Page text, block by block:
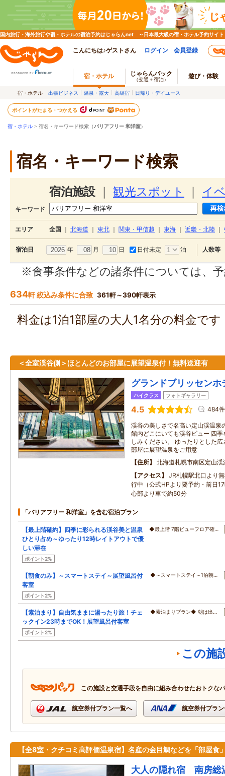
国内旅行・海外旅行や宿・ホテルの宿泊予約はじゃらんnet ～日本最大級の宿・ホテル予約サイト
こんにちは♪ゲストさん ログイン 会員登録
宿・ホテル じゃらんパック
（交通＋宿泊） 遊び・体験
宿・ホテル 出張ビジネス 温泉・露天 高級宿 日帰り・デイユース
ポイントがたまる・つかえる
宿・ホテル > 宿名・キーワード検索（バリアフリー 和洋室）
宿名・キーワード検索
宿泊施設 観光スポット イ
キーワード
エリア 全国 北海道 東北 関東・甲信越 東海 近畿・北陸
宿泊日 年 月 日 日付未定 泊 人数等
※食事条件などの諸条件については、
634軒 絞込み条件に合致 361軒～390軒表示
料金は1泊1部屋の大人1名分の料金で
＜全室渓谷側＞ほとんどのお部屋に展望温泉付！無料送迎有
グランドブリッセンホ
ハイクラス フォトギャラリー
4.5 484件
渓谷の美しさで名高い定山渓温泉
館内どこにいても渓谷ビュー 四
しみください。 ゆったりとした
部屋に展望温泉をご用意
住所
北海道札幌市南区定山
アクセス
JR札幌駅北口より
行中（公式HPより要予約・前日
心部より車で約50分
「バリアフリー 和洋室」を含む宿泊プラン
【最上階確約】四季に彩られる渓谷美と温泉
ひとり占め～ゆったり12時レイトアウトで優
しい滞在
ポイント2%
◆最上階 7階ビューフロア確…
【朝食のみ】～スマートステイ～展望風呂付
客室
ポイント2%
◆～スマートステイ～1泊朝…
【素泊まり】自由気ままに湯ったり旅！チェ
ックイン23時までOK！展望風呂付客室
ポイント2%
◆素泊まりプラン◆ 朝は出…
この施
この施設と交通手段を自由に組み合わせたおトクな
航空券付プラン一覧へ 航空券付プラ
【全8室・クチコミ高評価温泉宿】名産の金目鯛などを「部屋食
大人の隠れ宿 南房